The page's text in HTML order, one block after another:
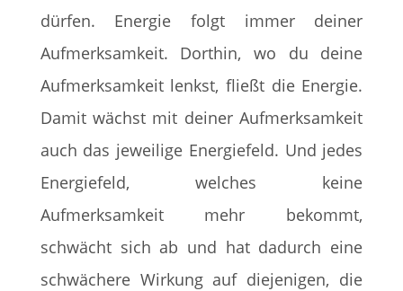
dürfen. Energie folgt immer deiner
Aufmerksamkeit. Dorthin, wo du deine
Aufmerksamkeit lenkst, fließt die Energie.
Damit wächst mit deiner Aufmerksamkeit
auch das jeweilige Energiefeld. Und jedes
Energiefeld, welches keine
Aufmerksamkeit mehr bekommt,
schwächt sich ab und hat dadurch eine
schwächere Wirkung auf diejenigen, die